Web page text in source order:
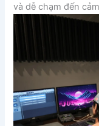
và dễ chạm đến